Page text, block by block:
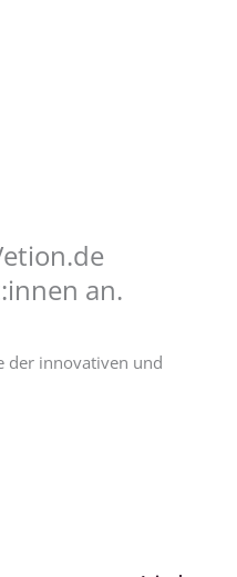
an.
der innovativen und